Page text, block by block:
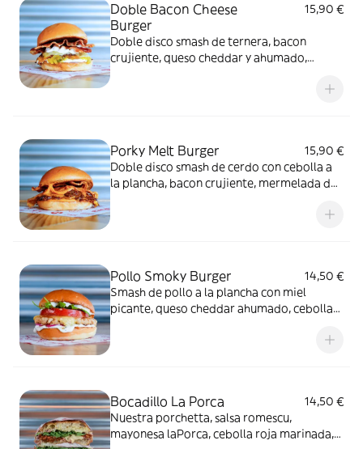
Doble Bacon Cheese
Burger
15,90 €
Doble disco smash de ternera, bacon
crujiente, queso cheddar y ahumado,
Porky Melt Burger
15,90 €
Doble disco smash de cerdo con cebolla a
la plancha, bacon crujiente, mermelada de
Pollo Smoky Burger
14,50 €
Smash de pollo a la plancha con miel
picante, queso cheddar ahumado, cebolla
Bocadillo La Porca
14,50 €
Nuestra porchetta, salsa romescu,
mayonesa laPorca, cebolla roja marinada,